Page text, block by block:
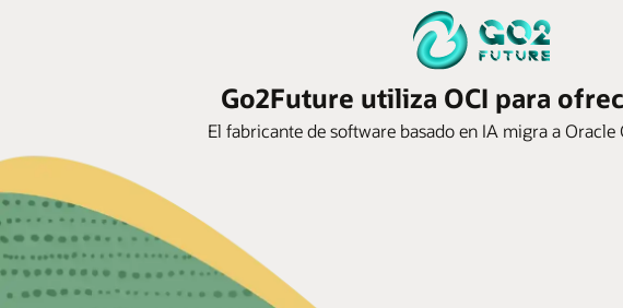
Go2Future utiliza OCI para
El fabricante de software basado en IA migra a